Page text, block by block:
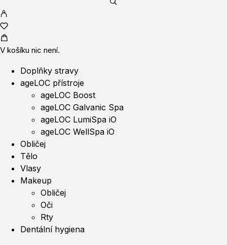
V košíku nic není.
Doplňky stravy
ageLOC přístroje
ageLOC Boost
ageLOC Galvanic Spa
ageLOC LumiSpa iO
ageLOC WellSpa iO
Obličej
Tělo
Vlasy
Makeup
Obličej
Oči
Rty
Dentální hygiena